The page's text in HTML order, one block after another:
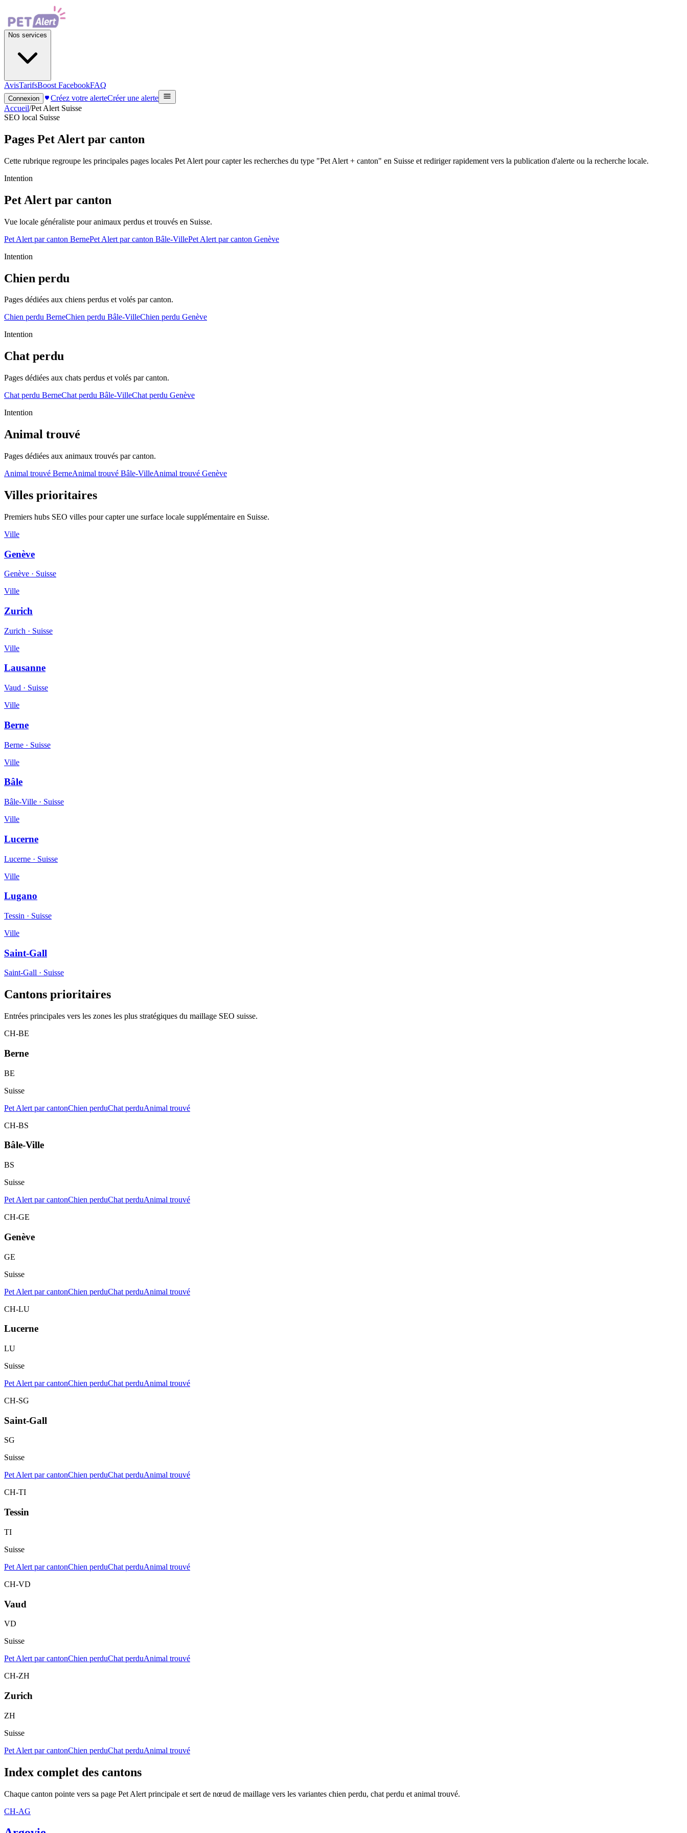
Nos services
AvisTarifsBoost FacebookFAQ
Connexion Créez votre alerteCréer une alerte
Accueil/Pet Alert Suisse
SEO local Suisse
Pages Pet Alert par canton
Cette rubrique regroupe les principales pages locales Pet Alert pour capter les recherches du type "Pet Alert + canton" en Suisse et rediriger rapidement vers la publication d'alerte ou la recherche locale.
Intention
Pet Alert par canton
Vue locale généraliste pour animaux perdus et trouvés en Suisse.
Pet Alert par canton BernePet Alert par canton Bâle-VillePet Alert par canton Genève
Intention
Chien perdu
Pages dédiées aux chiens perdus et volés par canton.
Chien perdu BerneChien perdu Bâle-VilleChien perdu Genève
Intention
Chat perdu
Pages dédiées aux chats perdus et volés par canton.
Chat perdu BerneChat perdu Bâle-VilleChat perdu Genève
Intention
Animal trouvé
Pages dédiées aux animaux trouvés par canton.
Animal trouvé BerneAnimal trouvé Bâle-VilleAnimal trouvé Genève
Villes prioritaires
Premiers hubs SEO villes pour capter une surface locale supplémentaire en Suisse.
Ville
Genève
Genève · Suisse
Ville
Zurich
Zurich · Suisse
Ville
Lausanne
Vaud · Suisse
Ville
Berne
Berne · Suisse
Ville
Bâle
Bâle-Ville · Suisse
Ville
Lucerne
Lucerne · Suisse
Ville
Lugano
Tessin · Suisse
Ville
Saint-Gall
Saint-Gall · Suisse
Cantons prioritaires
Entrées principales vers les zones les plus stratégiques du maillage SEO suisse.
CH-BE
Berne
BE
Suisse
Pet Alert par cantonChien perduChat perduAnimal trouvé
CH-BS
Bâle-Ville
BS
Suisse
Pet Alert par cantonChien perduChat perduAnimal trouvé
CH-GE
Genève
GE
Suisse
Pet Alert par cantonChien perduChat perduAnimal trouvé
CH-LU
Lucerne
LU
Suisse
Pet Alert par cantonChien perduChat perduAnimal trouvé
CH-SG
Saint-Gall
SG
Suisse
Pet Alert par cantonChien perduChat perduAnimal trouvé
CH-TI
Tessin
TI
Suisse
Pet Alert par cantonChien perduChat perduAnimal trouvé
CH-VD
Vaud
VD
Suisse
Pet Alert par cantonChien perduChat perduAnimal trouvé
CH-ZH
Zurich
ZH
Suisse
Pet Alert par cantonChien perduChat perduAnimal trouvé
Index complet des cantons
Chaque canton pointe vers sa page Pet Alert principale et sert de nœud de maillage vers les variantes chien perdu, chat perdu et animal trouvé.
CH-AG